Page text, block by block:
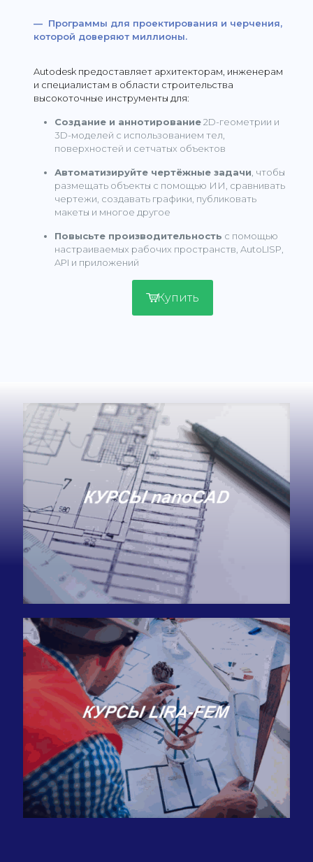
— Программы для проектирования и черчения,
которой доверяют миллионы.
Autodesk предоставляет архитекторам, инженерам
и специалистам в области строительства
высокоточные инструменты для:
Создание и аннотирование2D-геометрии и
3D-моделей с использованием тел,
поверхностей и сетчатых объектов
Автоматизируйте чертёжные задачи, чтобы
размещать объекты с помощью ИИ, сравнивать
чертежи, создавать графики, публиковать
макеты и многое другое
Повысьте производительность с помощью
настраиваемых рабочих пространств, AutoLISP,
API и приложений
Купить